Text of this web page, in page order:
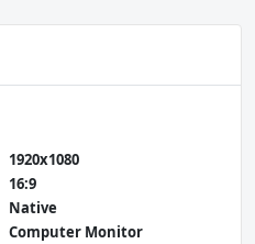
1920x1080
16:9
Native
Computer Monitor